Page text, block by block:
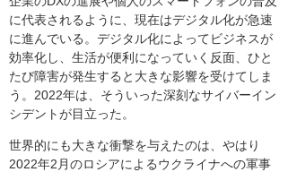
に代表されるように、現在はデジタル化が急速
に進んでいる。デジタル化によってビジネスが
効率化し、生活が便利になっていく反面、ひと
たび障害が発生すると大きな影響を受けてしま
う。2022年は、そういった深刻なサイバーイン
シデントが目立った。
世界的にも大きな衝撃を与えたのは、やはり
2022年2月のロシアによるウクライナへの軍事